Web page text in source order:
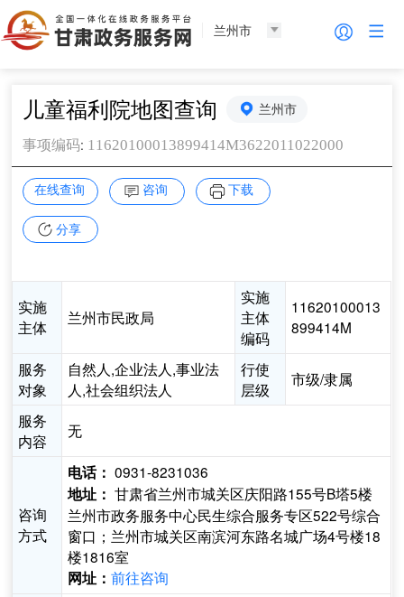
兰州市
儿童福利院地图查询 兰州市
事项编码: 11620100013899414M3622011022000
在线查询 咨询 下载
分享
实施
主体
兰州市民政局
实施
主体
编码
11620100013
899414M
服务
对象
自然人,企业法人,事业法
人,社会组织法人
行使
层级
市级/隶属
服务
内容
无
咨询
方式
电话： 0931-8231036
地址： 甘肃省兰州市城关区庆阳路155号B塔5楼
兰州市政务服务中心民生综合服务专区522号综合
窗口；兰州市城关区南滨河东路名城广场4号楼18
楼1816室
网址：前往咨询